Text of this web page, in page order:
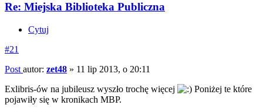
Re: Miejska Biblioteka Publiczna
Cytuj
#21
Post autor: zet48 » 11 lip 2013, o 20:11
Exlibris-ów na jubileusz wyszło trochę więcej
Poniżej te które
pojawiły się w kronikach MBP.